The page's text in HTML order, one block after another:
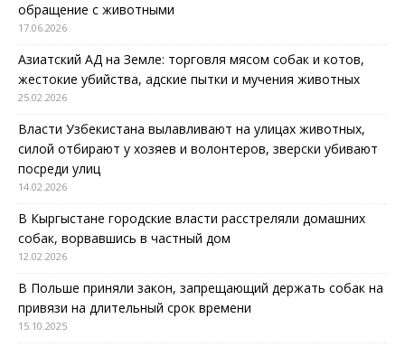
обращение с животными
17.06.2026
Азиатский АД на Земле: торговля мясом собак и котов,
жестокие убийства, адские пытки и мучения животных
25.02.2026
Власти Узбекистана вылавливают на улицах животных,
силой отбирают у хозяев и волонтеров, зверски убивают
посреди улиц
14.02.2026
В Кыргыстане городские власти расстреляли домашних
собак, ворвавшись в частный дом
12.02.2026
В Польше приняли закон, запрещающий держать собак на
привязи на длительный срок времени
15.10.2025